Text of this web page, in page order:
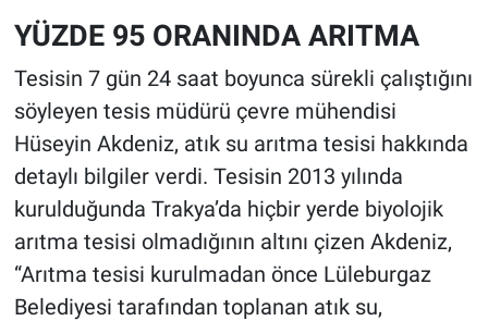
YÜZDE 95 ORANINDA ARITMA
Tesisin 7 gün 24 saat boyunca sürekli çalıştığını
söyleyen tesis müdürü çevre mühendisi
Hüseyin Akdeniz, atık su arıtma tesisi hakkında
detaylı bilgiler verdi. Tesisin 2013 yılında
kurulduğunda Trakya’da hiçbir yerde biyolojik
arıtma tesisi olmadığının altını çizen Akdeniz,
“Arıtma tesisi kurulmadan önce Lüleburgaz
Belediyesi tarafından toplanan atık su,